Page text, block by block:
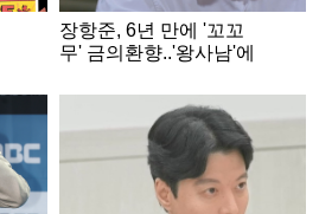
장항준, 6년 만에 '꼬꼬
무' 금의환향..'왕사남'에
[공식]